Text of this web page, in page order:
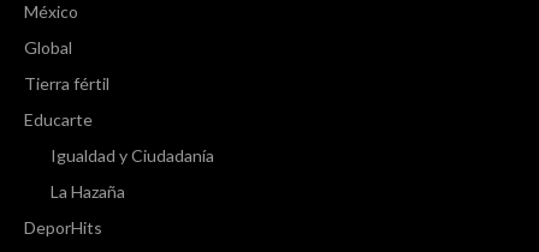
México
Global
Tierra fértil
Educarte
Igualdad y Ciudadanía
La Hazaña
DeporHits